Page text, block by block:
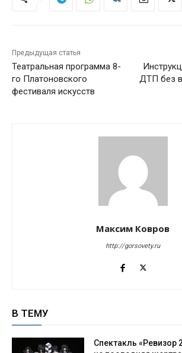
Предыдущая статья
Театральная программа 8-
го Платоновского
фестиваля искусств
ДТП без
Максим Ковров
http://gorsovety.ru
В ТЕМУ
Спектакль «Ревизор